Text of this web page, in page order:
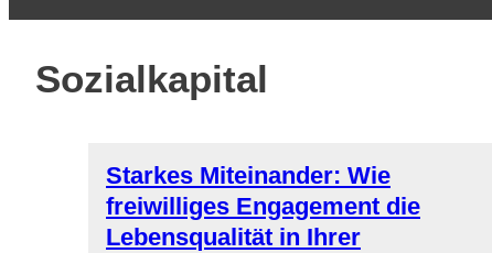
Sozialkapital
Starkes Miteinander: Wie
freiwilliges Engagement die
Lebensqualität in Ihrer